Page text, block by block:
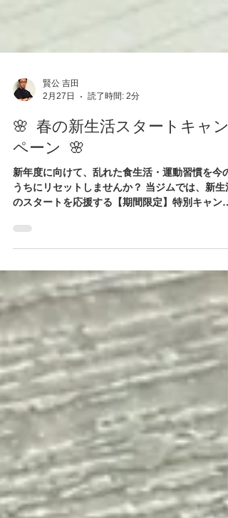
賢公 吉田
読了時間: 2分
🌸 春の新生活スタートキャン
のスタートを応援する【期間限定】特別キャンペ
ーンを実施中！ 📅 期間：3月1日〜4月30日まで
象：加圧トレーニング＆パーソナルトレーニング
をご希望の方限定
━━━━━━━━━━━━━━━ 🎁 キャンペー
特典 ● 当日入会で 入会金 ¥3,300 → 【無料】
当日回数券ご購入 先着3名様限定 ダイエット遺
伝子検査キットプレゼント🎁 ● 当日回数券ご購入
の方限定 回数券【特別割引】 ※さらにご購入
ただいたお客様は回数券終了後も【ずっと同じ価
格】でご購入いただけます。
━━━━━━━━━━━━━━━ 新しい環境、
しい季節。 身体も一緒にスタートしませんか？
MOVIAでは加圧トレーニングやパーソナルトレ
ニングなどのトレーニング指導だけでなくAIを活
用した姿勢分析や動作分析から個人に合わせた運
動プログラムをを提供させていただきます。また